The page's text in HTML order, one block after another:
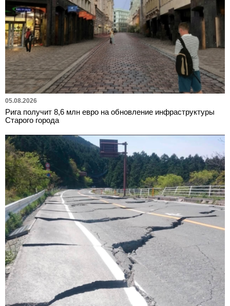
05.08.2026
Рига получит 8,6 млн евро на обновление инфраструктуры
Старого города